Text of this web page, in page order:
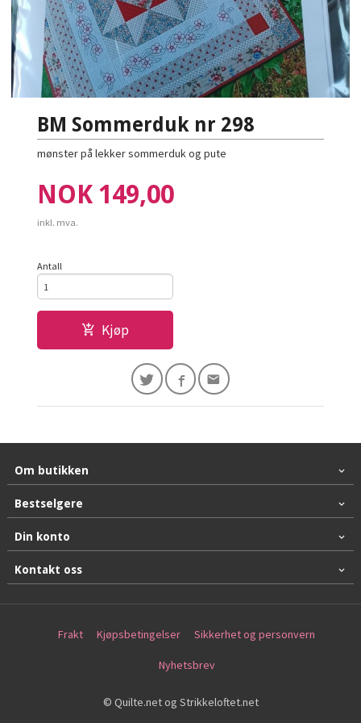
BM Sommerduk nr 298
mønster på lekker sommerduk og pute
Pris
NOK 149,00
inkl. mva.
Antall
Kjøp
Om butikken
Bestselgere
Din konto
Kontakt oss
Frakt Kjøpsbetingelser Sikkerhet og personvern
Nyhetsbrev
© Quilte.net og Strikkeloftet.net